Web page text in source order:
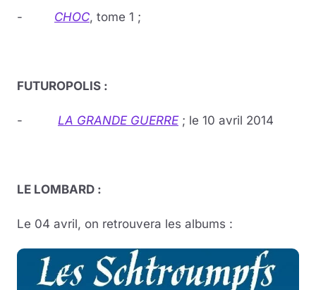
- CHOC, tome 1 ;
FUTUROPOLIS :
- LA GRANDEGUERRE ; le 10 avril 2014
LE LOMBARD :
Le 04 avril, on retrouvera les albums :